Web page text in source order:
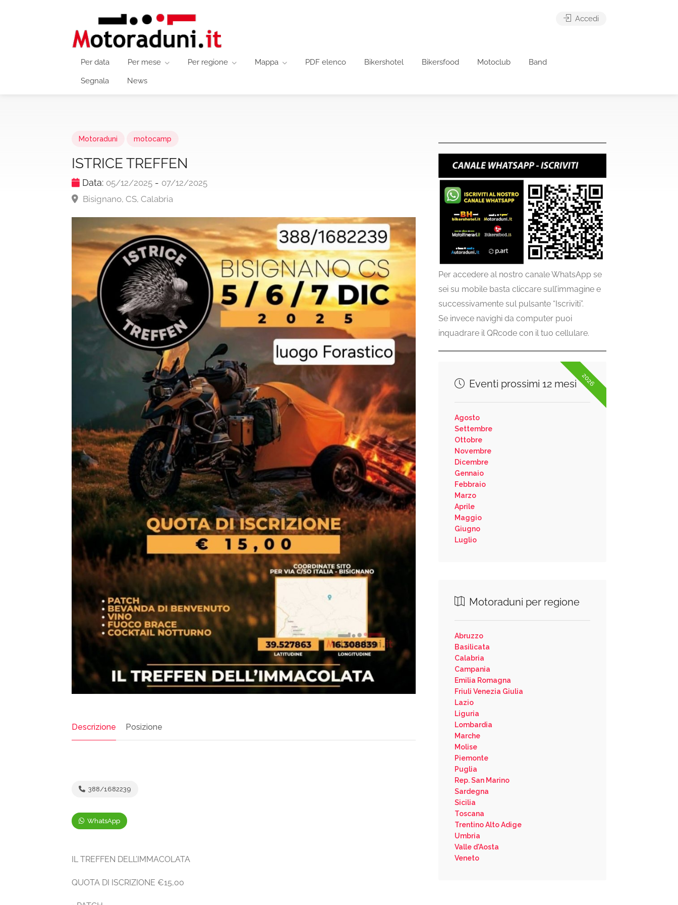
Per data Per mese Per regione Mappa PDF elenco Bikershotel Bikersfood Motoclub Band
Segnala News
Accedi
Motoraduni motocamp
ISTRICE TREFFEN
Data: 05/12/2025 - 07/12/2025
Bisignano, CS, Calabria
Descrizione Posizione
388/1682239
WhatsApp
IL TREFFEN DELL’IMMACOLATA
QUOTA DI ISCRIZIONE €15,00
Per accedere al nostro canale WhatsApp se
sei su mobile basta cliccare sull’immagine e
successivamente sul pulsante “Iscriviti”.
Se invece navighi da computer puoi
inquadrare il QRcode con il tuo cellulare.
2026
Eventi prossimi 12 mesi
Agosto
Settembre
Ottobre
Novembre
Dicembre
Gennaio
Febbraio
Marzo
Aprile
Maggio
Giugno
Luglio
Motoraduni per regione
Abruzzo
Basilicata
Calabria
Campania
Emilia Romagna
Friuli Venezia Giulia
Lazio
Liguria
Lombardia
Marche
Molise
Piemonte
Puglia
Rep. San Marino
Sardegna
Sicilia
Toscana
Trentino Alto Adige
Umbria
Valle d'Aosta
Veneto